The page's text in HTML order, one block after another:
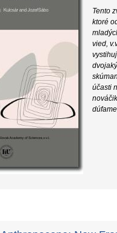
Tento
ktoré
vied,
účasti